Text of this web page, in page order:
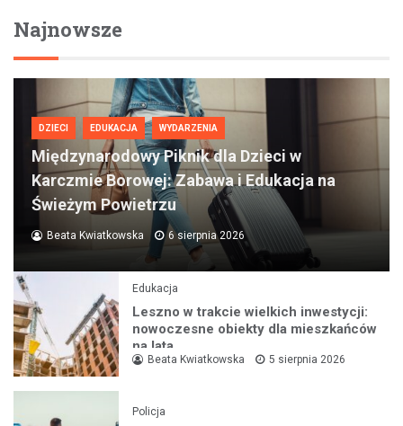
Najnowsze
DZIECI EDUKACJA WYDARZENIA
Międzynarodowy Piknik dla Dzieci w
Karczmie Borowej: Zabawa i Edukacja na
Świeżym Powietrzu
Beata Kwiatkowska 6 sierpnia 2026
Edukacja
Leszno w trakcie wielkich inwestycji:
nowoczesne obiekty dla mieszkańców
na lata
Beata Kwiatkowska 5 sierpnia 2026
Policja